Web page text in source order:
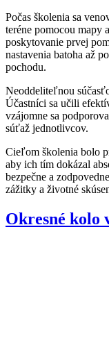
Počas školenia sa
teréne pomocou mapy
poskytovanie prvej
nastavenia batoha až
pochodu.
Neoddeliteľnou
Účastníci sa učili
vzájomne sa
súťaž jednotlivcov.
Cieľom školenia bolo
aby ich tím dokázal
bezpečne a
zážitky a životné
Okresné kolo